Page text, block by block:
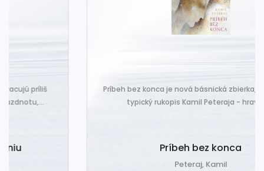
Príbeh bez konca je nová básnická zbierka, ktorá nesie
typický rukopis Kamil Peteraja - hravosť...
Príbeh bez konca